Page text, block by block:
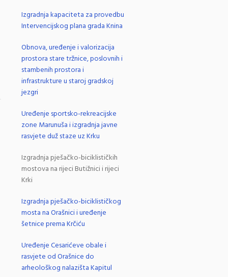
Izgradnja kapaciteta za provedbu
Intervencijskog plana grada Knina
Obnova, uređenje i valorizacija
prostora stare tržnice, poslovnih i
stambenih prostora i
infrastrukture u staroj gradskoj
jezgri
Uređenje sportsko-rekreacijske
zone Marunuša i izgradnja javne
rasvjete duž staze uz Krku
Izgradnja pješačko-biciklističkih
mostova na rijeci Butižnici i rijeci
Krki
Izgradnja pješačko-biciklističkog
mosta na Orašnici i uređenje
šetnice prema Krčiću
Uređenje Cesarićeve obale i
rasvjete od Orašnice do
arheološkog nalazišta Kapitul